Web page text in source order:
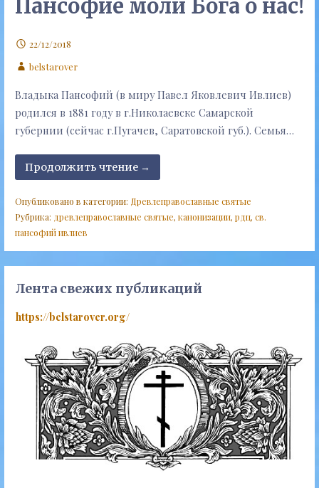
Пансофие моли Бога о нас!
22/12/2018
belstarover
Владыка Пансофий (в миру Павел Яковлевич Ивлиев)
родился в 1881 году в г.Николаевске Самарской
губернии (сейчас г.Пугачев, Саратовской губ.). Семья…
Продолжить чтение →
Опубликовано в категории: Древлеправославные святые
Рубрика: древлеправославные святые, канонизации, рдц, св.
пансофий ивлиев
Лента свежих публикаций
https://belstarover.org/